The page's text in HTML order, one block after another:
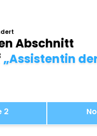
Abschnitt
„Assistentin
2